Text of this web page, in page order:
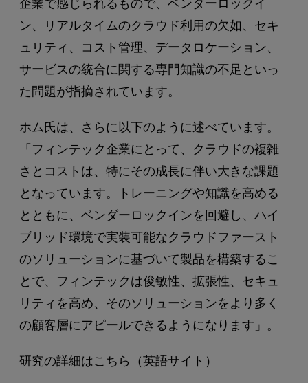
ン、リアルタイムのクラウド利用の欠如、セキ
ュリティ、コスト管理、データロケーション、
サービスの統合に関する専門知識の不足といっ
た問題が指摘されています。
ホム氏は、さらに以下のように述べています。
「フィンテック企業にとって、クラウドの複雑
さとコストは、特にその成長に伴い大きな課題
となっています。トレーニングや知識を高める
とともに、ベンダーロックインを回避し、ハイ
ブリッド環境で実装可能なクラウドファースト
のソリューションに基づいて製品を構築するこ
とで、フィンテックは俊敏性、拡張性、セキュ
リティを高め、そのソリューションをより多く
の顧客層にアピールできるようになります」。
研究の詳細はこちら（英語サイト）